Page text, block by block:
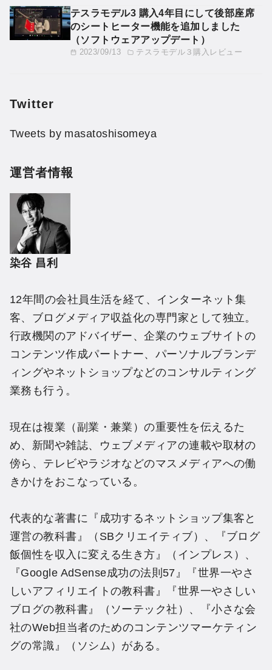
2023/09/13 テスラモデル３購入レビュー
テスラモデル3 購入4年目にして後部座席
のシートヒーター機能を追加しました
（ソフトウェアアップデート）
Twitter
Tweets by masatoshisomeya
運営者情報
染谷 昌利
12年間の会社員生活を経て、インターネット集
客、ブログメディア収益化の専門家として独立。
行政機関のアドバイザー、企業のウェブサイトの
コンテンツ作成パートナー、パーソナルブランデ
ィングやネットショップなどのコンサルティング
業務も行う。
現在は複業（副業・兼業）の重要性を伝えるた
め、新聞や雑誌、ウェブメディアの連載や取材の
傍ら、テレビやラジオなどのマスメディアへの働
きかけをおこなっている。
代表的な著書に『成功するネットショップ集客と
運営の教科書』（SBクリエイティブ）、『ブログ
飯個性を収入に変える生き方』（インプレス）、
『Google AdSense成功の法則57』『世界一やさ
しいアフィリエイトの教科書』『世界一やさしい
ブログの教科書』（ソーテック社）、『小さな会
社のWeb担当者のためのコンテンツマーケティン
グの常識』（ソシム）がある。